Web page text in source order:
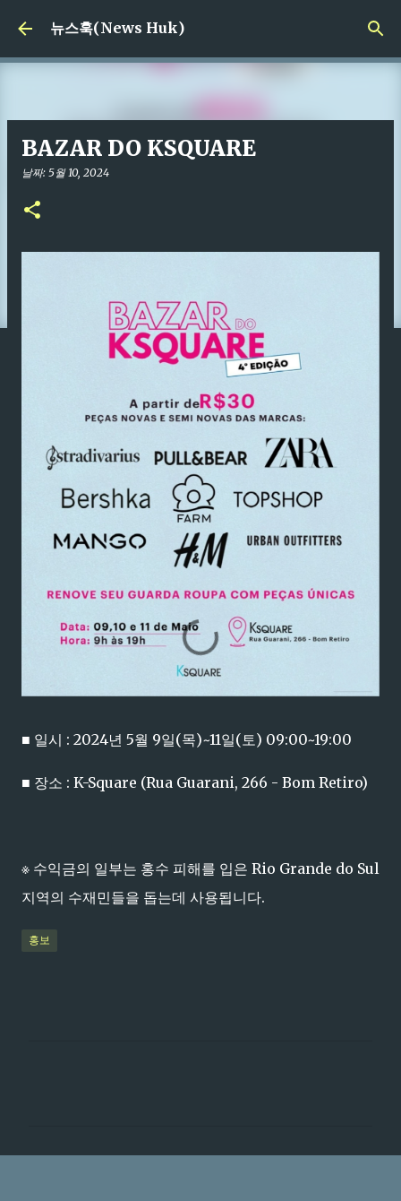
기본 콘텐츠로 건너뛰기
뉴스훅(News Huk)
BAZAR DO KSQUARE
날짜: 5월 10, 2024
■ 일시 : 2024년 5월 9일(목)~11일(토) 09:00~19:00
■ 장소 : K-Square (Rua Guarani, 266 - Bom Retiro)
※ 수익금의 일부는 홍수 피해를 입은 Rio Grande do Sul
지역의 수재민들을 돕는데 사용됩니다.
홍보